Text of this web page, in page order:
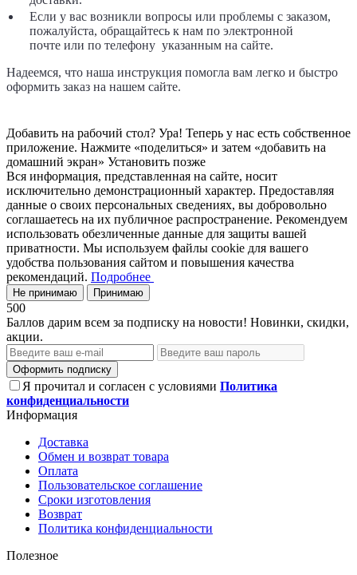
Если у вас возникли вопросы или проблемы с заказом,
пожалуйста, обращайтесь к нам по электронной
почте или по телефону указанным на сайте.
Надеемся, что наша инструкция помогла вам легко и быстро
оформить заказ на нашем сайте.
Добавить на рабочий стол? Ура! Теперь у нас есть собственное
приложение. Нажмите «поделиться» и затем «добавить на
домашний экран» Установить позже
Вся информация, представленная на сайте, носит
исключительно демонстрационный характер. Предоставляя
данные о своих персональных сведениях, вы добровольно
соглашаетесь на их публичное распространение. Рекомендуем
использовать обезличенные данные для защиты вашей
приватности. Мы используем файлы cookie для вашего
удобства пользования сайтом и повышения качества
рекомендаций. Подробнее
Не принимаю Принимаю
500
Баллов дарим всем за подписку на новости! Новинки, скидки,
акции.
Оформить подписку
Я прочитал и согласен с условиями Политика
конфиденциальности
Информация
Доставка
Обмен и возврат товара
Оплата
Пользовательское соглашение
Сроки изготовления
Возврат
Политика конфиденциальности
Полезное